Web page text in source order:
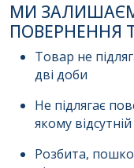
МИ
ПОВЕРНЕННЯ
Товар не
дві доби
Не підлягає
якому
Розбита,